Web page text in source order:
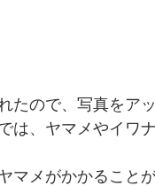
たので、写真をアッ
は、ヤマメやイワ
マメがかかること